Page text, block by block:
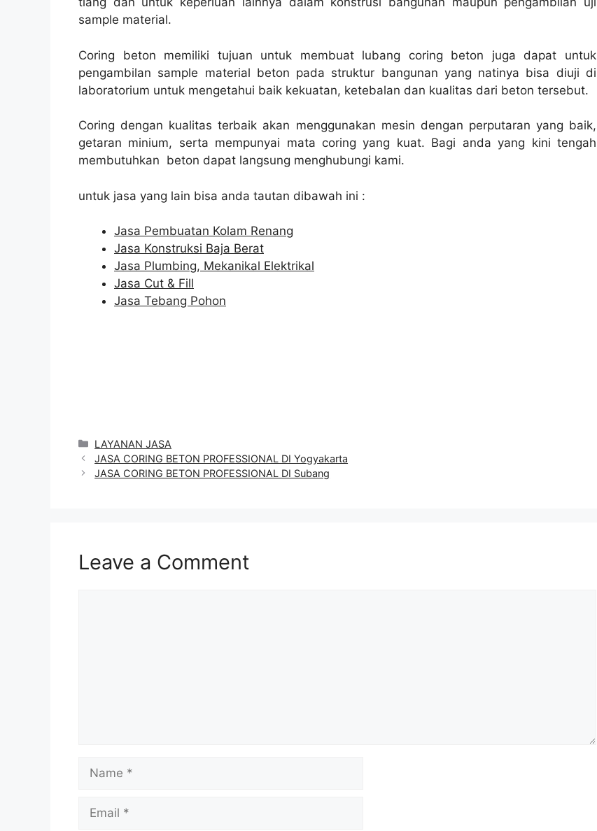
sample material.
Coring beton memiliki tujuan untuk membuat lubang coring beton juga dapat untuk
pengambilan sample material beton pada struktur bangunan yang natinya bisa diuji di
laboratorium untuk mengetahui baik kekuatan, ketebalan dan kualitas dari beton tersebut.
Coring dengan kualitas terbaik akan menggunakan mesin dengan perputaran yang baik,
getaran minium, serta mempunyai mata coring yang kuat. Bagi anda yang kini tengah
membutuhkan beton dapat langsung menghubungi kami.
untuk jasa yang lain bisa anda tautan dibawah ini :
Jasa Pembuatan Kolam Renang
Jasa Konstruksi Baja Berat
Jasa Plumbing, Mekanikal Elektrikal
Jasa Cut & Fill
Jasa Tebang Pohon
Categories
LAYANAN JASA
JASA CORING BETON PROFESSIONAL DI Yogyakarta
JASA CORING BETON PROFESSIONAL DI Subang
Leave a Comment